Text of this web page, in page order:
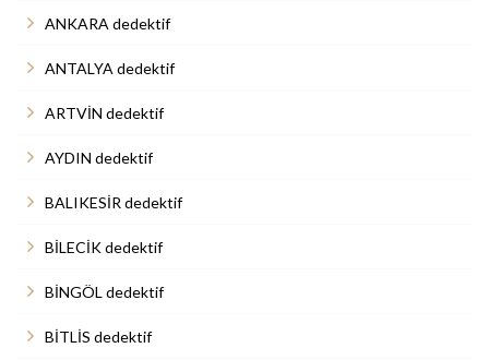
ANKARA dedektif
ANTALYA dedektif
ARTVİN dedektif
AYDIN dedektif
BALIKESİR dedektif
BİLECİK dedektif
BİNGÖL dedektif
BİTLİS dedektif